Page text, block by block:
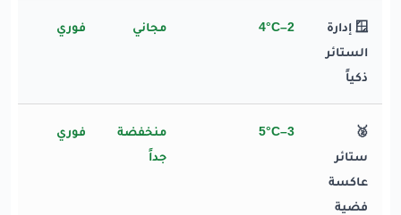
🪟 إدارة
الستائر
ذكياً
2–4°C مجاني فوري
🥈
ستائر
عاكسة
فضية
3–5°C
منخفضة
جداً
فوري